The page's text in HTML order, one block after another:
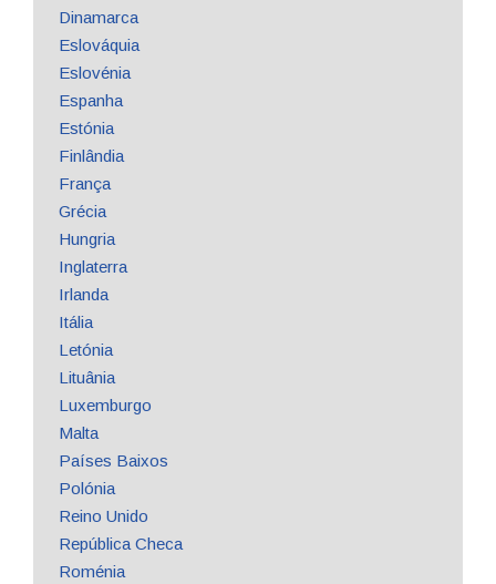
Dinamarca
Eslováquia
Eslovénia
Espanha
Estónia
Finlândia
França
Grécia
Hungria
Inglaterra
Irlanda
Itália
Letónia
Lituânia
Luxemburgo
Malta
Países Baixos
Polónia
Reino Unido
República Checa
Roménia